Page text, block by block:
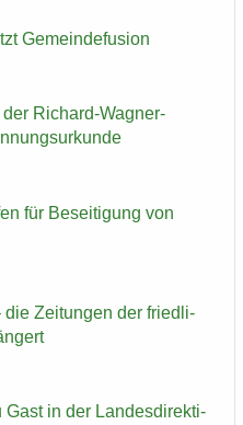
Ge­mein­de­fu­si­on
Richard-​Wagner-
für Be­sei­ti­gung von
die Zei­tun­gen der fried­li­
Gast in der Lan­des­di­rek­ti­